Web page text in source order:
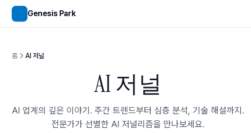
메인 콘텐츠로 건너뛰기
Genesis Park
홈 AI 저널
AI 저널
AI 업계의 깊은 이야기. 주간 트렌드부터 심층 분석, 기술 해설까지.
전문가가 선별한 AI 저널리즘을 만나보세요.